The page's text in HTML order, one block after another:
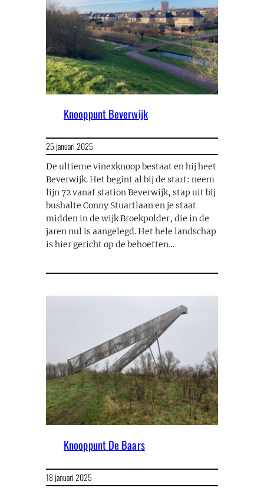
Knooppunt Beverwijk
25 januari 2025
De ultieme vinexknoop bestaat en hij heet
Beverwijk. Het begint al bij de start: neem
lijn 72 vanaf station Beverwijk, stap uit bij
bushalte Conny Stuartlaan en je staat
midden in de wijk Broekpolder, die in de
jaren nul is aangelegd. Het hele landschap
is hier gericht op de behoeften…
Knooppunt De Baars
18 januari 2025